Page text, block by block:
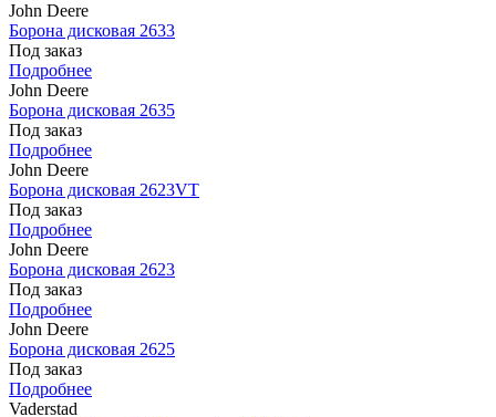
John Deere
Борона дисковая 2633
Под заказ
Подробнее
John Deere
Борона дисковая 2635
Под заказ
Подробнее
John Deere
Борона дисковая 2623VT
Под заказ
Подробнее
John Deere
Борона дисковая 2623
Под заказ
Подробнее
John Deere
Борона дисковая 2625
Под заказ
Подробнее
Vaderstad